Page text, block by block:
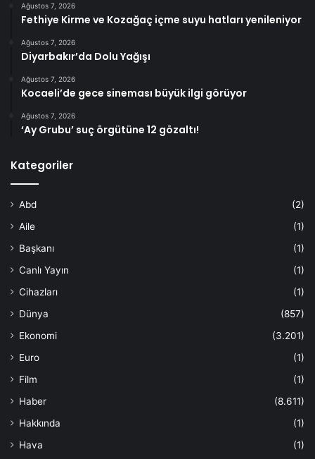
Ağustos 7, 2026
Fethiye Kirme ve Kozağaç içme suyu hatları yenileniyor
Ağustos 7, 2026
Diyarbakır’da Dolu Yağışı
Ağustos 7, 2026
Kocaeli’de gece sineması büyük ilgi görüyor
Ağustos 7, 2026
‘Ay Grubu’ suç örgütüne 12 gözaltı!
Kategoriler
Abd
(2)
Aile
(1)
Başkanı
(1)
Canlı Yayın
(1)
Cihazları
(1)
Dünya
(857)
Ekonomi
(3.201)
Euro
(1)
Film
(1)
Haber
(8.611)
Hakkında
(1)
Hava
(1)